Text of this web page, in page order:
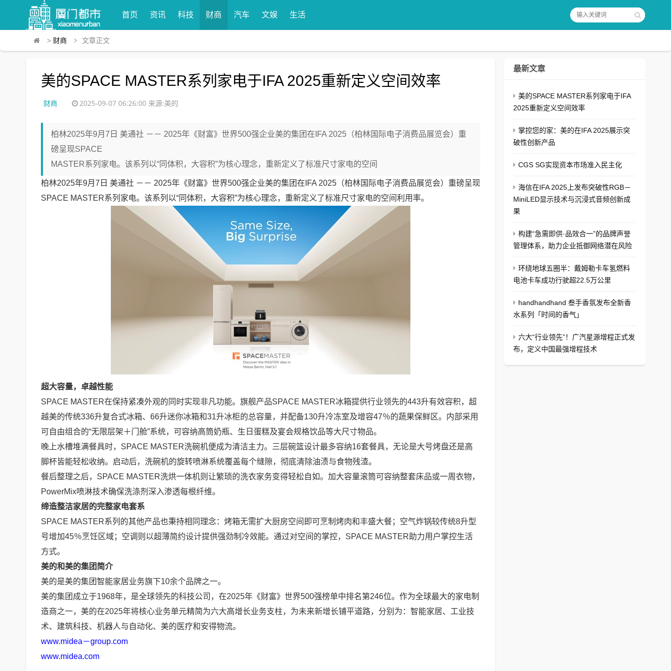
首页 资讯 科技 财商 汽车 文娱 生活
> 财商 文章正文
美的SPACE MASTER系列家电于IFA 2025重新定义空间效率
财商 2025-09-07 06:26:00 来源:美的
柏林2025年9月7日 美通社 －－ 2025年《财富》世界500强企业美的集团在IFA 2025（柏林国际电子消费品展览会）重
磅呈现SPACE
MASTER系列家电。该系列以“同体积，大容积”为核心理念，重新定义了标准尺寸家电的空间
柏林2025年9月7日 美通社 －－ 2025年《财富》世界500强企业美的集团在IFA 2025（柏林国际电子消费品展览会）重磅呈现
SPACE MASTER系列家电。该系列以“同体积，大容积”为核心理念，重新定义了标准尺寸家电的空间利用率。
超大容量，卓越性能
SPACE MASTER在保持紧凑外观的同时实现非凡功能。旗舰产品SPACE MASTER冰箱提供行业领先的443升有效容积，超
越美的传统336升复合式冰箱、66升迷你冰箱和31升冰柜的总容量，并配备130升冷冻室及增容47％的蔬果保鲜区。内部采用
可自由组合的“无限层架＋门舱”系统，可容纳高筒奶瓶、生日蛋糕及宴会规格饮品等大尺寸物品。
晚上水槽堆满餐具时，SPACE MASTER洗碗机便成为清洁主力。三层碗篮设计最多容纳16套餐具，无论是大号烤盘还是高
脚杯皆能轻松收纳。启动后，洗碗机的旋转喷淋系统覆盖每个缝隙，彻底清除油渍与食物残渣。
餐后整理之后，SPACE MASTER洗烘一体机则让繁琐的洗衣家务变得轻松自如。加大容量滚筒可容纳整套床品或一周衣物，
PowerMix喷淋技术确保洗涤剂深入渗透每根纤维。
缔造整洁家居的完整家电套系
SPACE MASTER系列的其他产品也秉持相同理念：烤箱无需扩大厨房空间即可烹制烤肉和丰盛大餐；空气炸锅较传统8升型
号增加45％烹饪区域；空调则以超薄简约设计提供强劲制冷效能。通过对空间的掌控，SPACE MASTER助力用户掌控生活
方式。
美的和美的集团简介
美的是美的集团智能家居业务旗下10余个品牌之一。
美的集团成立于1968年，是全球领先的科技公司，在2025年《财富》世界500强榜单中排名第246位。作为全球最大的家电制
造商之一，美的在2025年将核心业务单元精简为六大高增长业务支柱，为未来新增长铺平道路，分别为：智能家居、工业技
术、建筑科技、机器人与自动化、美的医疗和安得物流。
www.midea－group.com
www.midea.com
最新文章
美的SPACE MASTER系列家电于IFA
2025重新定义空间效率
掌控您的家：美的在IFA 2025展示突
破性创新产品
CGS SG实现资本市场准入民主化
海信在IFA 2025上发布突破性RGB－
MiniLED显示技术与沉浸式音频创新成
果
构建“急需即供·品效合一”的品牌声誉
管理体系，助力企业抵御网络潜在风险
环绕地球五圈半：戴姆勒卡车氢燃料
电池卡车成功行驶超22.5万公里
handhandhand 叁手香氛发布全新香
水系列「时间的香气」
六大“行业领先”！广汽星源增程正式发
布，定义中国最强增程技术